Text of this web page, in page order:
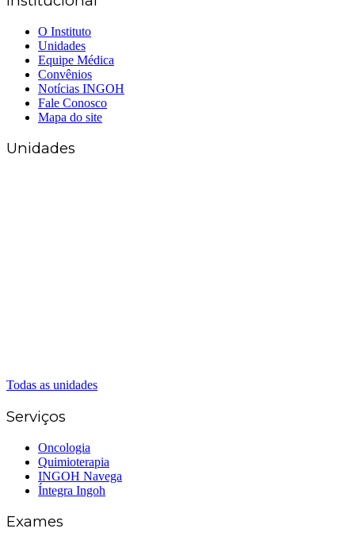
O Instituto
Unidades
Equipe Médica
Convênios
Notícias INGOH
Fale Conosco
Mapa do site
Unidades
Todas as unidades
Serviços
Oncologia
Quimioterapia
INGOH Navega
Íntegra Ingoh
Exames